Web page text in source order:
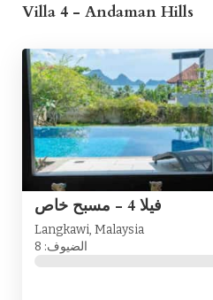
Villa 4 - Andaman Hills
فيلا 4 - مسبح خاص
Langkawi, Malaysia
الضيوف: 8